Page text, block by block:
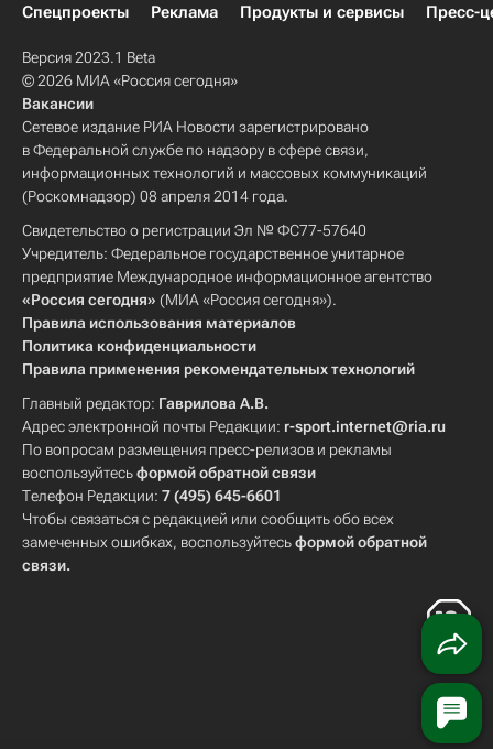
Спецпроекты
Реклама Продукты и сервисы Пресс-
Версия 2023.1 Beta
© 2026 МИА «Россия сегодня»
Вакансии
Сетевое издание РИА Новости зарегистрировано
в Федеральной службе по надзору в сфере связи,
информационных технологий и массовых коммуникаций
(Роскомнадзор) 08 апреля 2014 года.
Свидетельство о регистрации Эл № ФС77-57640
Учредитель: Федеральное государственное унитарное
предприятие Международное информационное агентство
«Россия сегодня» (МИА «Россия сегодня»).
Правила использования материалов
Политика конфиденциальности
Правила применения рекомендательных технологий
Главный редактор: Гаврилова А.В.
Адрес электронной почты Редакции: r-sport.internet@ria.ru
По вопросам размещения пресс-релизов и рекламы
воспользуйтесьформой обратной связи
Телефон Редакции: 7 (495) 645-6601
Чтобы связаться с редакцией или сообщить обо всех
замеченных ошибках, воспользуйтесьформой обратной
связи.